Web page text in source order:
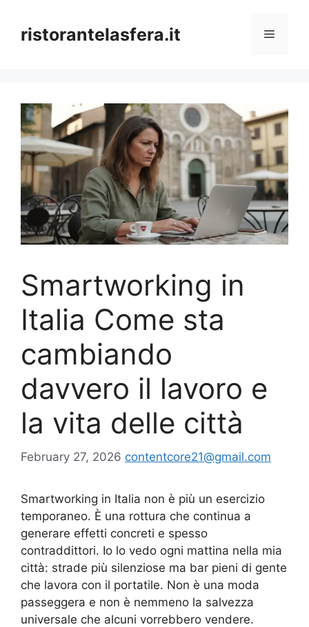
contentristorantelasfera.it Menu
Smartworking in
Italia Come sta
cambiando
davvero il lavoro e
la vita delle città
February 27, 2026 contentcore21@gmail.com
Smartworking in Italia non è più un esercizio
temporaneo. È una rottura che continua a
generare effetti concreti e spesso
contraddittori. Io lo vedo ogni mattina nella mia
città: strade più silenziose ma bar pieni di gente
che lavora con il portatile. Non è una moda
passeggera e non è nemmeno la salvezza
universale che alcuni vorrebbero vendere.